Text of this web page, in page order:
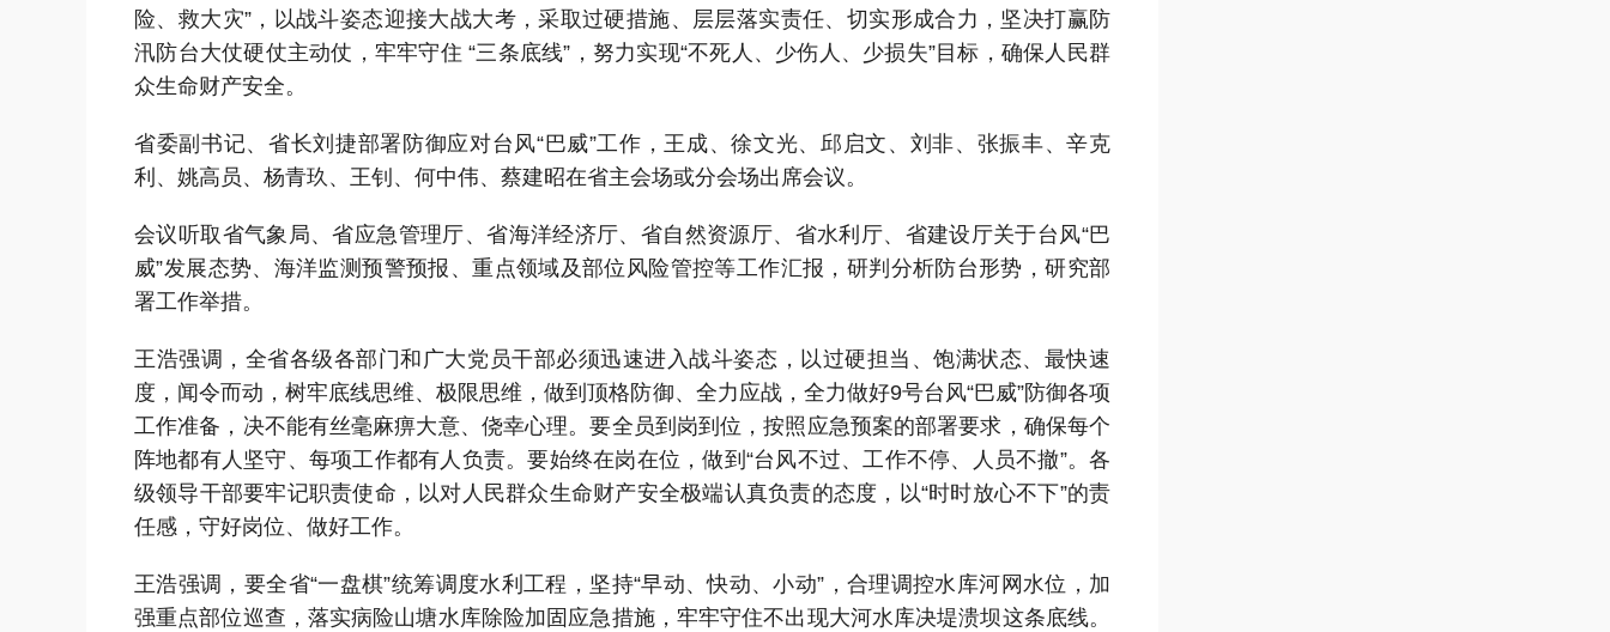
险、救大灾”，以战斗姿态迎接大战大考，采取过硬措施、层层落实责任、切实形成合力，坚决打赢防
汛防台大仗硬仗主动仗，牢牢守住 “三条底线”，努力实现“不死人、少伤人、少损失”目标，确保人民群
众生命财产安全。
省委副书记、省长刘捷部署防御应对台风“巴威”工作，王成、徐文光、邱启文、刘非、张振丰、辛克
利、姚高员、杨青玖、王钊、何中伟、蔡建昭在省主会场或分会场出席会议。
会议听取省气象局、省应急管理厅、省海洋经济厅、省自然资源厅、省水利厅、省建设厅关于台风“巴
威”发展态势、海洋监测预警预报、重点领域及部位风险管控等工作汇报，研判分析防台形势，研究部
署工作举措。
王浩强调，全省各级各部门和广大党员干部必须迅速进入战斗姿态，以过硬担当、饱满状态、最快速
度，闻令而动，树牢底线思维、极限思维，做到顶格防御、全力应战，全力做好9号台风“巴威”防御各项
工作准备，决不能有丝毫麻痹大意、侥幸心理。要全员到岗到位，按照应急预案的部署要求，确保每个
阵地都有人坚守、每项工作都有人负责。要始终在岗在位，做到“台风不过、工作不停、人员不撤”。各
级领导干部要牢记职责使命，以对人民群众生命财产安全极端认真负责的态度，以“时时放心不下”的责
任感，守好岗位、做好工作。
王浩强调，要全省“一盘棋”统筹调度水利工程，坚持“早动、快动、小动”，合理调控水库河网水位，加
强重点部位巡查，落实病险山塘水库除险加固应急措施，牢牢守住不出现大河水库决堤溃坝这条底线。